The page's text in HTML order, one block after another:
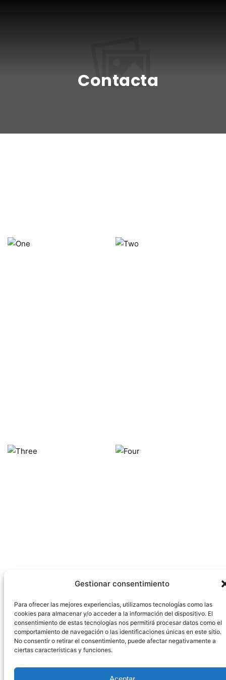
Gestionar consentimiento
Para ofrecer las mejores experiencias, utilizamos tecnologías como las
cookies para almacenar y/o acceder a la información del dispositivo. El
consentimiento de estas tecnologías nos permitirá procesar datos como el
comportamiento de navegación o las identificaciones únicas en este sitio.
No consentir o retirar el consentimiento, puede afectar negativamente a
ciertas características y funciones.
Contacta